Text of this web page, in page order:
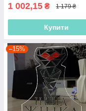
1 002,15 ₴ 1 179 ₴
Купити
–15%